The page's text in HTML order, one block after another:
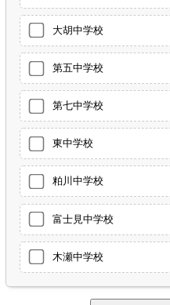
大胡中学校
第五中学校
第七中学校
東中学校
粕川中学校
富士見中学校
木瀬中学校